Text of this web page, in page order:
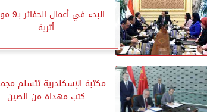
البدء في
أثرية
مكتبة الإسكندرية تتسلم
كتب مهداة من الصين